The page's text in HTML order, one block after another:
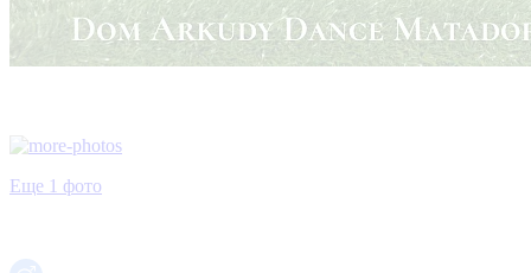
Еще 1 фото